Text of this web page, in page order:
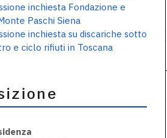
inchiesta Fondazione e
Paschi Siena
inchiesta su discariche sotto
e ciclo rifiuti in Toscana